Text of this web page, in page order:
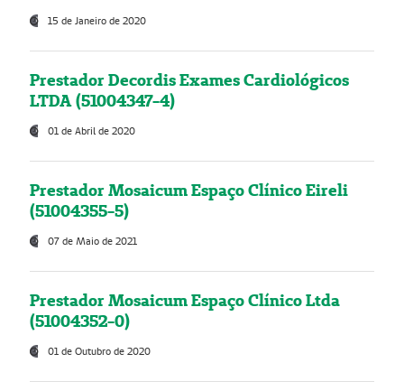
15 de Janeiro de 2020
Prestador Decordis Exames Cardiológicos
LTDA (51004347-4)
01 de Abril de 2020
Prestador Mosaicum Espaço Clínico Eireli
(51004355-5)
07 de Maio de 2021
Prestador Mosaicum Espaço Clínico Ltda
(51004352-0)
01 de Outubro de 2020